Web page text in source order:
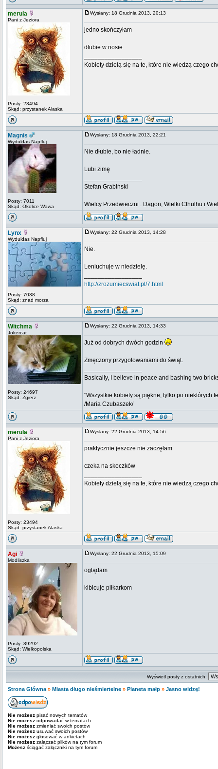
merula
Pani z Jeziora
Posty: 23494
Skąd: przystanek Alaska
Wysłany: 18 Grudnia 2013, 20:13
jedno skończyłam
dłubie w nosie
Kobiety dzielą się na te, które nie wiedzą czego
Magnis
Wyduldas Napfluj
Posty: 7011
Skąd: Okolice Wawa
Wysłany: 18 Grudnia 2013, 22:21
Nie dłubie, bo nie ładnie.
Lubi zimę
Stefan Grabiński
Wielcy Przedwieczni : Dagon, Wielki Cthulhu i
Lynx
Wyduldas Napfluj
Posty: 7038
Skąd: znad morza
Wysłany: 22 Grudnia 2013, 14:28
Nie.
Leniuchuje w niedzielę.
http://zrozumiecswiat.pl/7.html
Witchma
Jokercat
Posty: 24697
Skąd: Zgierz
Wysłany: 22 Grudnia 2013, 14:33
Już od dobrych dwóch godzin
Zmęczony przygotowaniami do świąt.
Basically, I believe in peace and bashing two
"Wszystkie kobiety są piękne, tylko po niektórych
/Maria Czubaszek/
merula
Pani z Jeziora
Posty: 23494
Skąd: przystanek Alaska
Wysłany: 22 Grudnia 2013, 14:56
praktycznie jeszcze nie zaczęłam
czeka na skoczków
Kobiety dzielą się na te, które nie wiedzą czego
Agi
Modliszka
Posty: 39292
Skąd: Wielkopolska
Wysłany: 22 Grudnia 2013, 15:09
oglądam
kibicuje piłkarkom
Wyświetl posty z ostatnich:
Strona Główna » Miasta długo nieśmiertelne » Planeta małp » Jasno widzę!
Nie możesz pisać nowych tematów
Nie możesz odpowiadać w tematach
Nie możesz zmieniać swoich postów
Nie możesz usuwać swoich postów
Nie możesz głosować w ankietach
Nie możesz załączać plików na tym forum
Możesz ściągać załączniki na tym forum